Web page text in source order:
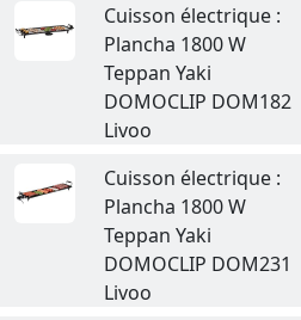
Cuisson électrique :
Plancha 1800 W
Teppan Yaki
DOMOCLIP DOM182
Livoo
Cuisson électrique :
Plancha 1800 W
Teppan Yaki
DOMOCLIP DOM231
Livoo